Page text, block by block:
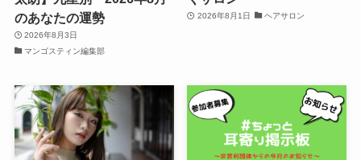
のあなたの運勢
2026年8月3日
マンゴスティン編集部
2026年8月1日 ヘアサロン